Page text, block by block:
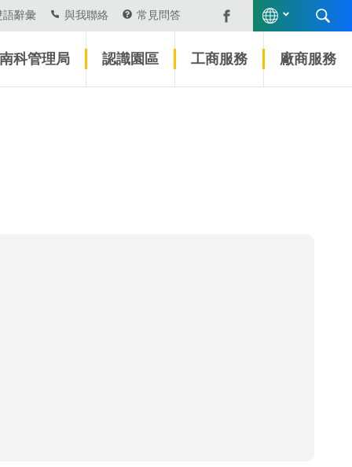
語辭彙 與我聯絡 常見問答
南科管理局 認識園區 工商服務 廠商服務